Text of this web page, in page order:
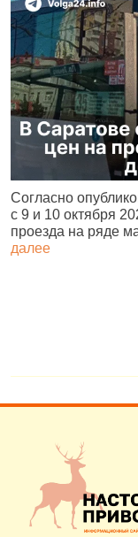
Согласно
с 9 и 10 октября
проезда на ряде
далее